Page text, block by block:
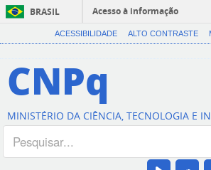
BRASIL
Acesso à informação
ACESSIBILIDADE ALTO CONTRASTE
CNPq
MINISTÉRIO DA CIÊNCIA, TECNOLOGIA E